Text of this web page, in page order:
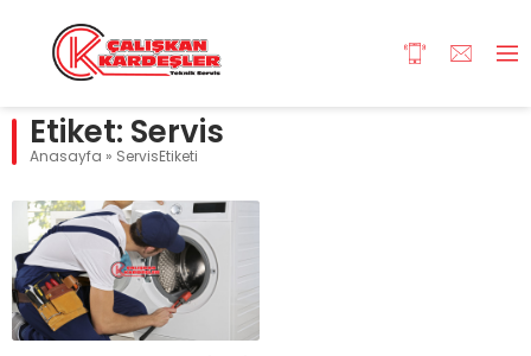
Etiket: Servis
Anasayfa » ServisEtiketi